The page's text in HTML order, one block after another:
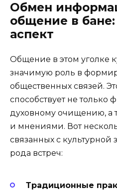
Обмен
общение в
аспект
Общение в этом уголке
значимую роль в
общественных связей.
способствует не только
духовному очищению, а
и мнениями. Вот
связанных с культурной
рода встреч:
Традиционные